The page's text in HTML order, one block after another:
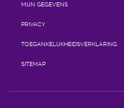
MIJN GEGEVENS
PRIVACY
TOEGANKELIJKHEIDSVERKLARING
SITEMAP